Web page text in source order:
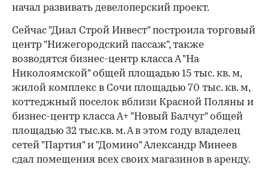
начал развивать девелоперский проект.
Сейчас "Диал Строй Инвест" построила торговый
центр "Нижегородский пассаж", также
возводятся бизнес-центр класса А "На
Николоямской" общей площадью 15 тыс. кв. м,
жилой комплекс в Сочи площадью 70 тыс. кв. м,
коттеджный поселок вблизи Красной Поляны и
бизнес-центр класса А+ "Новый Балчуг" общей
площадью 32 тыс.кв. м. А в этом году владелец
сетей "Партия" и "Домино" Александр Минеев
сдал помещения всех своих магазинов в аренду.